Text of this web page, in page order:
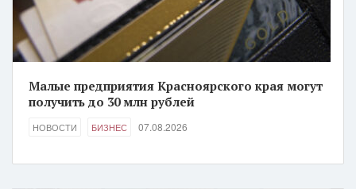
Малые предприятия Красноярского края могут
получить до 30 млн рублей
НОВОСТИ БИЗНЕС 07.08.2026